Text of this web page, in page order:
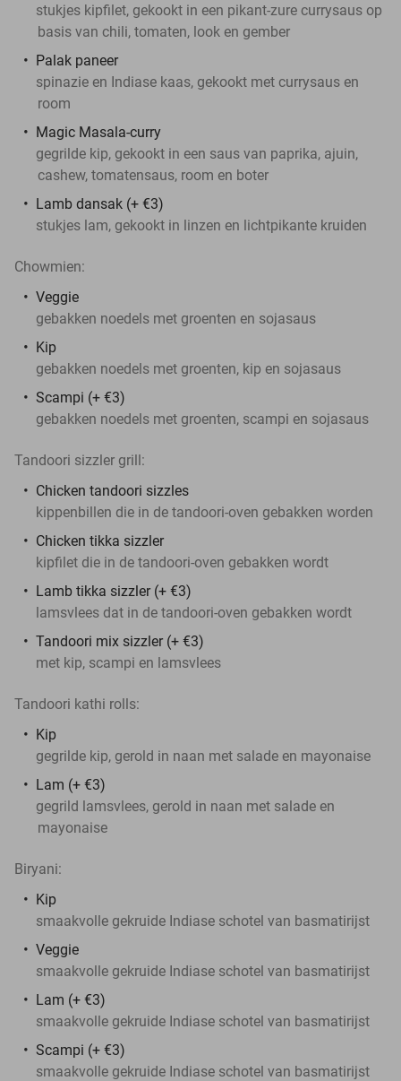
stukjes kipfilet, gekookt in een pikant-zure currysaus op
basis van chili, tomaten, look en gember
Palak paneer
spinazie en Indiase kaas, gekookt met currysaus en
room
Magic Masala-curry
gegrilde kip, gekookt in een saus van paprika, ajuin,
cashew, tomatensaus, room en boter
Lamb dansak (+ €3)
stukjes lam, gekookt in linzen en lichtpikante kruiden
Chowmien:
Veggie
gebakken noedels met groenten en sojasaus
Kip
gebakken noedels met groenten, kip en sojasaus
Scampi (+ €3)
gebakken noedels met groenten, scampi en sojasaus
Tandoori sizzler grill:
Chicken tandoori sizzles
kippenbillen die in de tandoori-oven gebakken worden
Chicken tikka sizzler
kipfilet die in de tandoori-oven gebakken wordt
Lamb tikka sizzler (+ €3)
lamsvlees dat in de tandoori-oven gebakken wordt
Tandoori mix sizzler (+ €3)
met kip, scampi en lamsvlees
Tandoori kathi rolls:
Kip
gegrilde kip, gerold in naan met salade en mayonaise
Lam (+ €3)
gegrild lamsvlees, gerold in naan met salade en
mayonaise
Biryani:
Kip
smaakvolle gekruide Indiase schotel van basmatirijst
Veggie
smaakvolle gekruide Indiase schotel van basmatirijst
Lam (+ €3)
smaakvolle gekruide Indiase schotel van basmatirijst
Scampi (+ €3)
smaakvolle gekruide Indiase schotel van basmatirijst